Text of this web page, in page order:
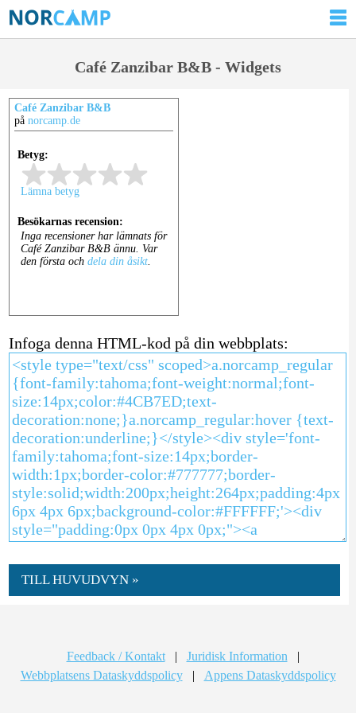
Café Zanzibar B&B - Widgets
Café Zanzibar B&B
på norcamp.de
Infoga denna HTML-kod på din webbplats:
TILL HUVUDVYN »
Feedback / Kontakt | Juridisk Information
|
Webbplatsens Dataskyddspolicy
| Appens Dataskyddspolicy